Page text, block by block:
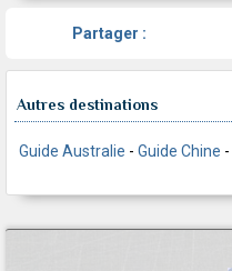
Partager :
Autres destinations
Guide Australie - Guide Chine -